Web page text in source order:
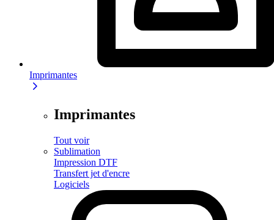
Imprimantes
Imprimantes
Tout voir
Sublimation
Impression DTF
Transfert jet d'encre
Logiciels